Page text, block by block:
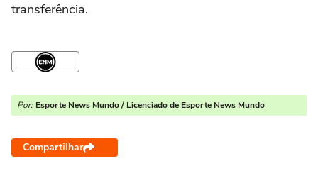
transferência.
Por: Esporte News Mundo / Licenciado de Esporte News Mundo
Compartilhar